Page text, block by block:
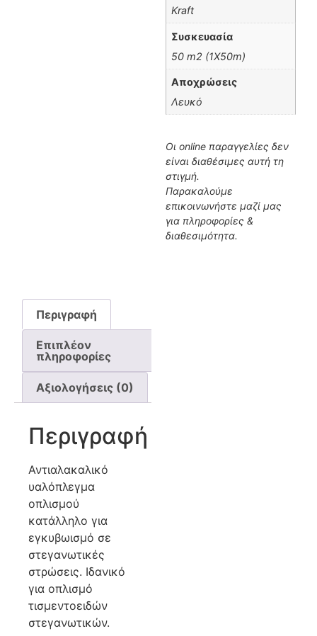
Kraft
Συσκευασία
50 m2 (1X50m)
Αποχρώσεις
Λευκό
Οι online παραγγελίες δεν
είναι διαθέσιμες αυτή τη
στιγμή.
Παρακαλούμε
επικοινωνήστε μαζί μας
για πληροφορίες &
διαθεσιμότητα.
Περιγραφή
Επιπλέον
πληροφορίες
Αξιολογήσεις (0)
Περιγραφή
Αντιαλακαλικό
υαλόπλεγμα
οπλισμού
κατάλληλο για
εγκυβωισμό σε
στεγανωτικές
στρώσεις. Ιδανικό
για οπλισμό
τισμεντοειδών
στεγανωτικών.